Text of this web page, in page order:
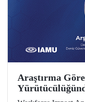
Araştırma
IAMU Desteği